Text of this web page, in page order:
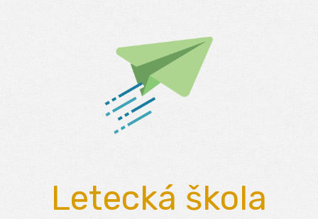
Letecká škola